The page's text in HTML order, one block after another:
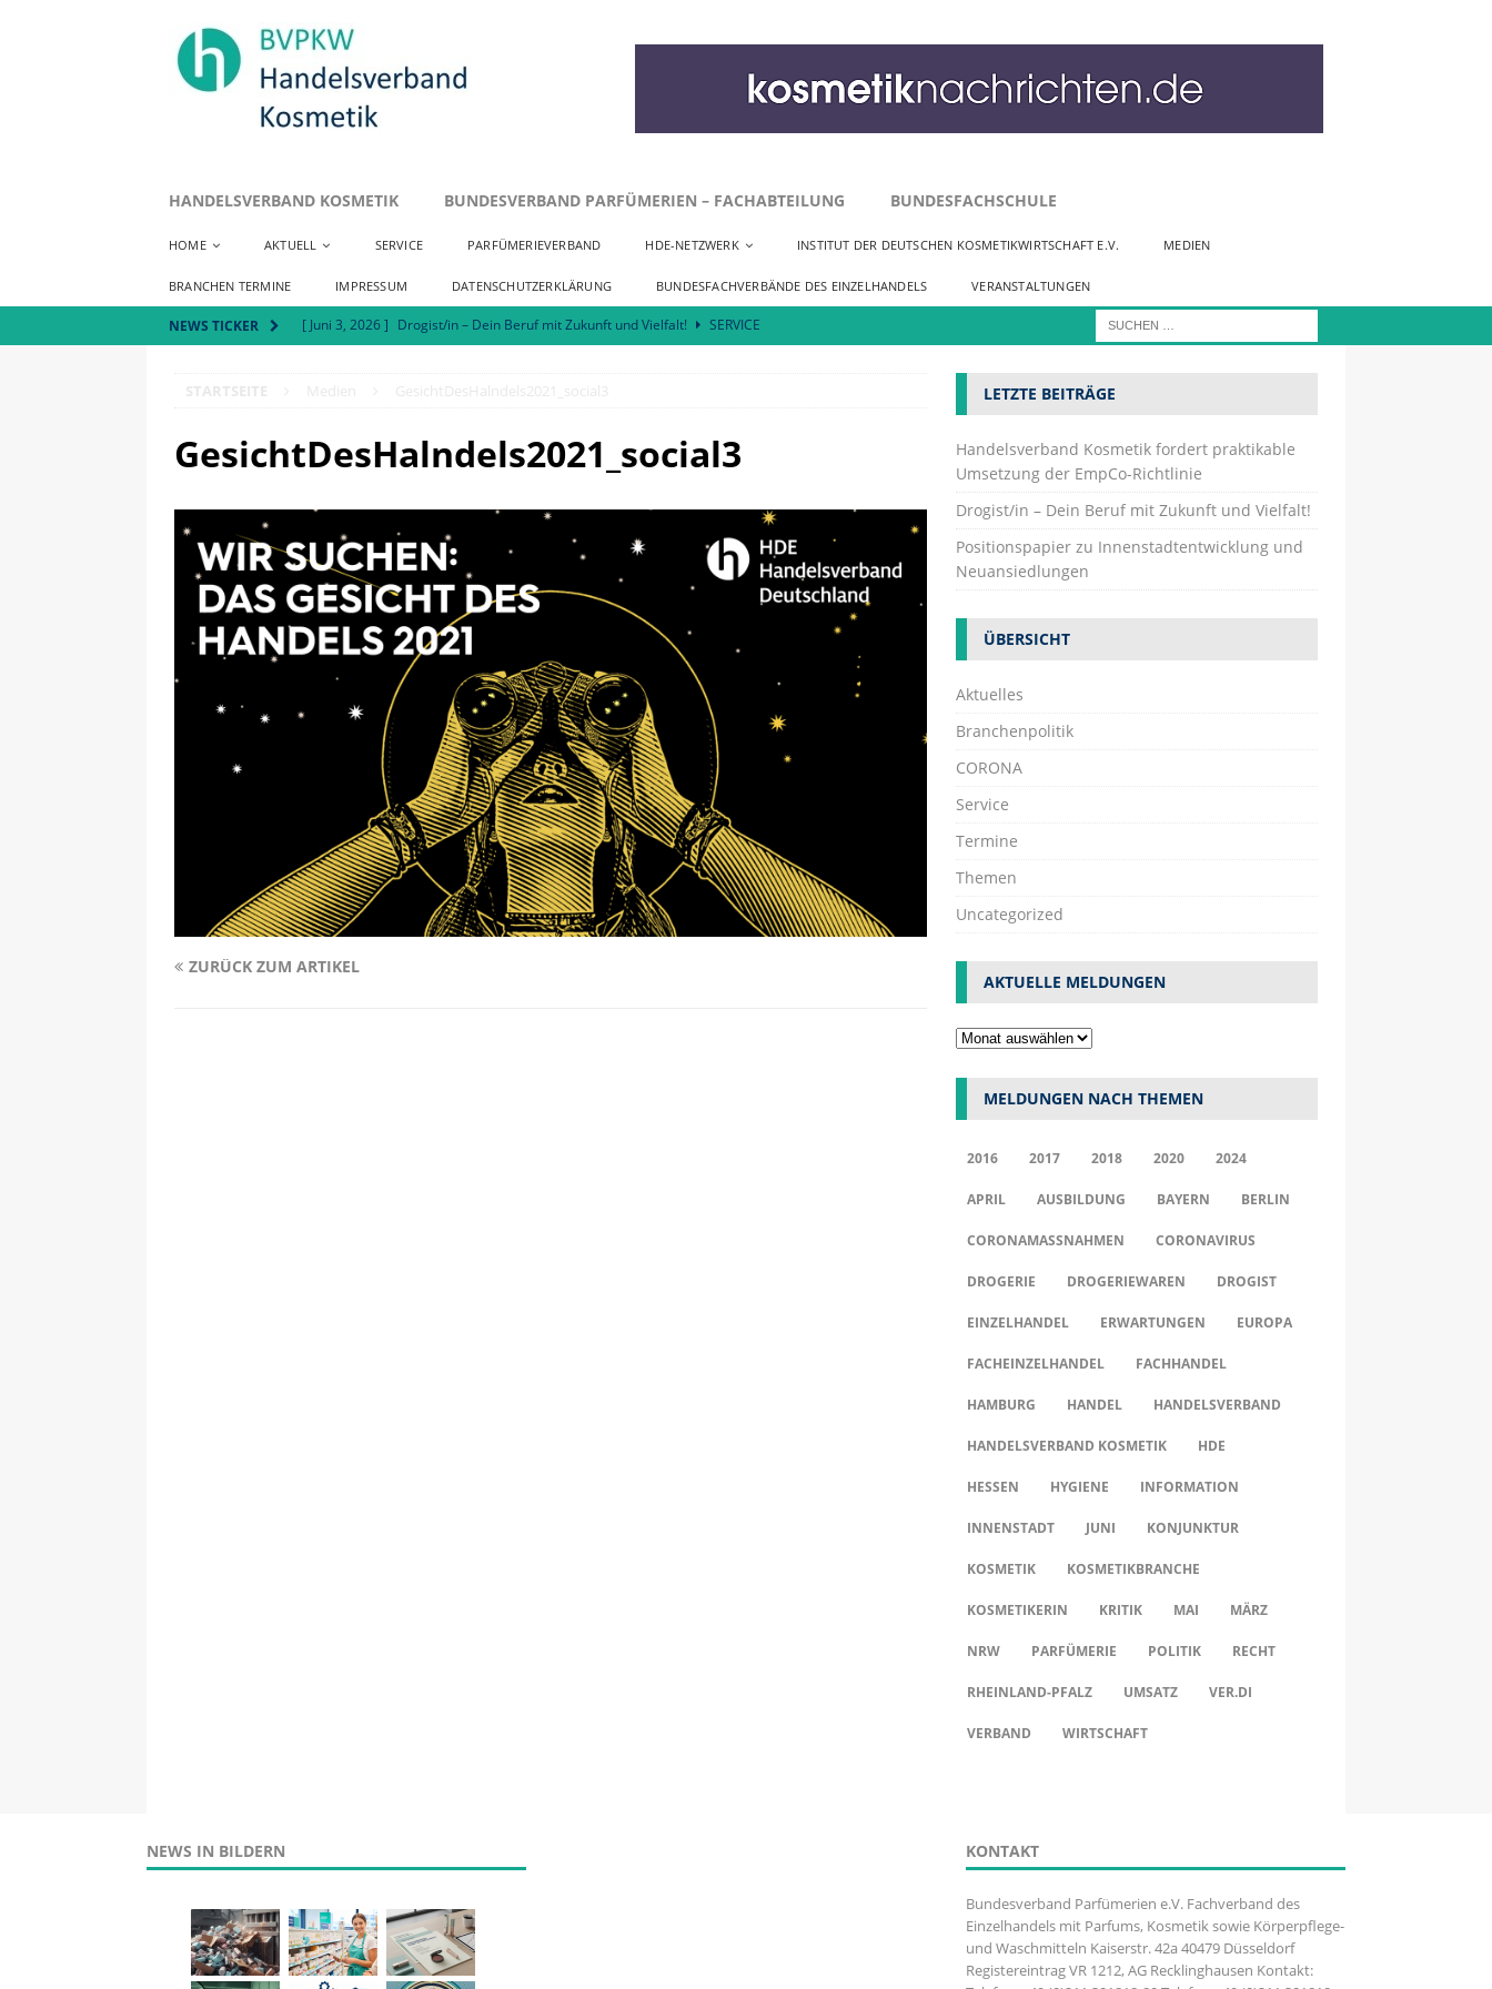
HANDELSVERBAND KOSMETIK BUNDESVERBAND PARFÜMERIEN – FACHABTEILUNG BUNDESFACHSCHULE
HOME AKTUELL SERVICE PARFÜMERIEVERBAND HDE-NETZWERK INSTITUT DER DEUTSCHEN KOSMETIKWIRTSCHAFT E.V. MEDIEN
BRANCHEN TERMINE IMPRESSUM DATENSCHUTZERKLÄRUNG BUNDESFACHVERBÄNDE DES EINZELHANDELS VERANSTALTUNGEN
NEWS TICKER [ Juni 3, 2026 ] Drogist/in – Dein Beruf mit Zukunft und Vielfalt!
SERVICE
AKTUELLES
GesichtDesHalndels2021_social3
ZURÜCK ZUM ARTIKEL
LETZTE BEITRÄGE
Handelsverband Kosmetik fordert praktikable
Umsetzung der EmpCo-Richtlinie
Drogist/in – Dein Beruf mit Zukunft und Vielfalt!
Positionspapier zu Innenstadtentwicklung und
Neuansiedlungen
ÜBERSICHT
Aktuelles
Branchenpolitik
CORONA
Service
Termine
Themen
Uncategorized
AKTUELLE MELDUNGEN
MELDUNGEN NACH THEMEN
2016 2017 2018 2020 2024
APRIL AUSBILDUNG BAYERN BERLIN
CORONAMASSNAHMEN CORONAVIRUS
DROGERIE DROGERIEWAREN DROGIST
EINZELHANDEL ERWARTUNGEN EUROPA
FACHEINZELHANDEL FACHHANDEL
HAMBURG HANDEL HANDELSVERBAND
HANDELSVERBAND KOSMETIK HDE
HESSEN HYGIENE INFORMATION
INNENSTADT JUNI KONJUNKTUR
KOSMETIK KOSMETIKBRANCHE
KOSMETIKERIN KRITIK MAI MÄRZ
NRW PARFÜMERIE POLITIK RECHT
RHEINLAND-PFALZ UMSATZ VER.DI
VERBAND WIRTSCHAFT
NEWS IN BILDERN KONTAKT
Bundesverband Parfümerien e.V. Fachverband des
Einzelhandels mit Parfums, Kosmetik sowie Körperpflege-
und Waschmitteln Kaiserstr. 42a 40479 Düsseldorf
Registereintrag VR 1212, AG Recklinghausen Kontakt: